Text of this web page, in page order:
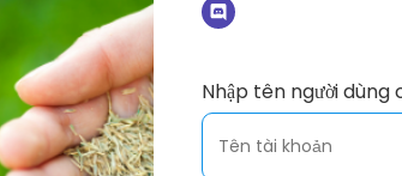
Nhập tên người dùng